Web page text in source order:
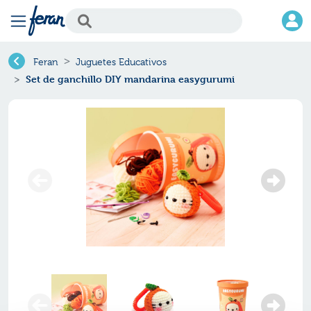
Feran Juguetes Educativos
Set de ganchillo DIY mandarina easygurumi